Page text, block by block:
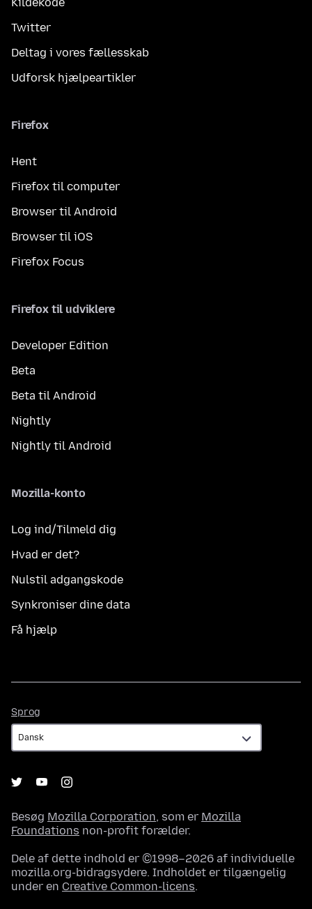
Twitter
Deltag i vores fællesskab
Udforsk hjælpeartikler
Firefox
Hent
Firefox til computer
Browser til Android
Browser til iOS
Firefox Focus
Firefox til udviklere
Developer Edition
Beta
Beta til Android
Nightly
Nightly til Android
Mozilla-konto
Log ind/Tilmeld dig
Hvad er det?
Nulstil adgangskode
Synkroniser dine data
Få hjælp
Sprog
Besøg Mozilla Corporation, som er Mozilla
Foundations non-profit forælder.
Dele af dette indhold er ©1998–2026 af individuelle
mozilla.org-bidragsydere. Indholdet er tilgængelig
under en Creative Common-licens.